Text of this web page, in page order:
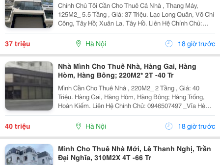
Chính Chủ Tôi Cần Cho Thuê Cả Nhà , Thang Máy,
125M2_ 5.5 Tầng , Giá: 37 Triệu. Lạc Long Quân, Võ Chí
Công, Tây Hồ; Xuân La, Tây Hồ. Liên Hệ Chính Chủ:
0948646783 _Vỉa Hè Lớn, Mặt Tiền Rộng, Thoáng. _Vị
Trí Ngay Ngã Ba, Khu Đông Dân Cư, Kinh Doanh...
37 triệu Hà Nội 18 giờ trước
Nhà Mình Cho Thuê Nhà, Hàng Gai, Hàng
Hòm, Hàng Bông; 220M2* 2T -40 Tr
Mình Cần Cho Thuê Nhà , 220M2_ 2 Tầng , Giá: 40
Triệu. Hàng Gai, Hàng Hòm, Hàng Bông; Hàng Trống,
Hoàn Kiếm. Liên Hệ Chính Chủ: 0946507497 _Vỉa Hè
Lớn, Mặt Tiền Rộng, Thoáng. _Vị Trí Ngay Ngã Ba, Khu
Đông Dân Cư, Kinh Doanh Sầm Uất, Nhiều Văn
Phòng,...
40 triệu Hà Nội 18 giờ trước
Mình Cho Thuê Nhà Mới, Lê Thanh Nghị, Trần
Đại Nghĩa, 310M2X 4T -66 Tr